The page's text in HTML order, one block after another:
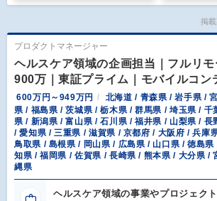
掲
プロダクトマネージャー
ヘルスケア領域の企画担当｜フルリ
900万｜東証プライム｜モバイルコン
600万円～949万円
北海道 / 青森県 / 岩手県 /
県 / 福島県 / 茨城県 / 栃木県 / 群馬県 / 埼玉県 / 千
県 / 新潟県 / 富山県 / 石川県 / 福井県 / 山梨県 / 長
/ 愛知県 / 三重県 / 滋賀県 / 京都府 / 大阪府 / 兵庫
鳥取県 / 島根県 / 岡山県 / 広島県 / 山口県 / 徳島
知県 / 福岡県 / 佐賀県 / 長崎県 / 熊本県 / 大分県 /
縄県
ヘルスケア領域の事業やプロジェク